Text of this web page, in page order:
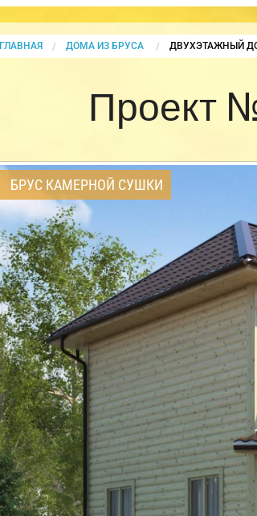
ГЛАВНАЯ ДОМА ИЗ БРУСА CURRENT:
ДВУХЭТАЖНЫЙ
Проект
БРУС КАМЕРНОЙ СУШКИ